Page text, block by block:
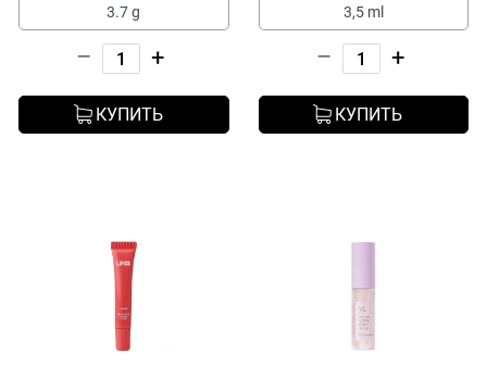
3.7 g
– +
КУПИТЬ
3,5 ml
– +
КУПИТЬ